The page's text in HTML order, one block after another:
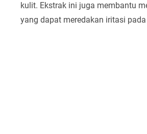
kulit. Ekstrak ini juga membantu
yang dapat meredakan iritasi